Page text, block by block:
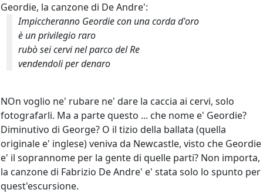
Geordie, la canzone di De Andre':
Impiccheranno Geordie con una corda d'oro
è un privilegio raro
rubò sei cervi nel parco del Re
vendendoli per denaro
NOn voglio ne' rubare ne' dare la caccia ai cervi, solo
fotografarli. Ma a parte questo ... che nome e' Geordie?
Diminutivo di George? O il tizio della ballata (quella
originale e' inglese) veniva da Newcastle, visto che Geordie
e' il soprannome per la gente di quelle parti? Non importa,
la canzone di Fabrizio De Andre' e' stata solo lo spunto per
quest'escursione.